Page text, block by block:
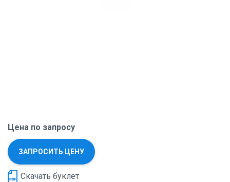
Цена по запросу
ЗАПРОСИТЬ ЦЕНУ
Скачать буклет